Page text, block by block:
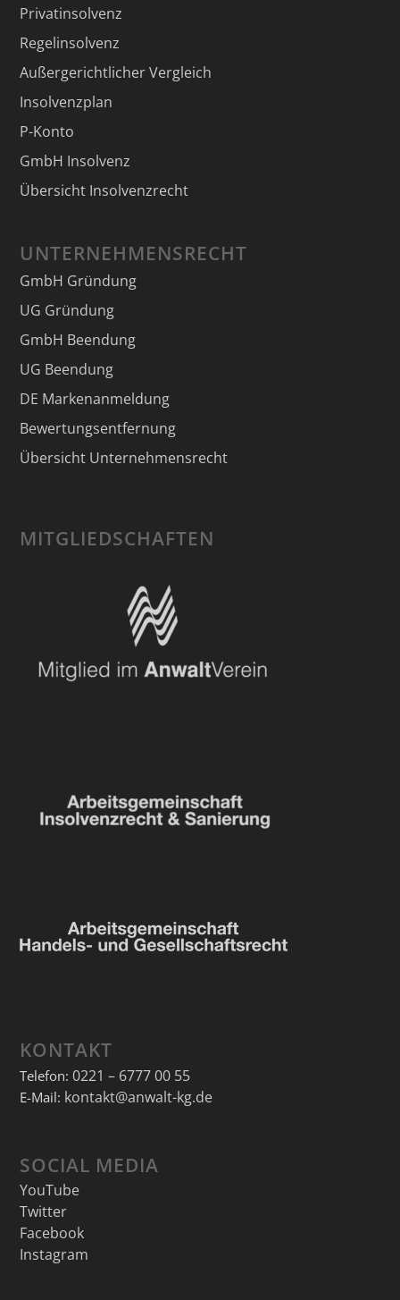
Privatinsolvenz
Regelinsolvenz
Außergerichtlicher Vergleich
Insolvenzplan
P-Konto
GmbH Insolvenz
Übersicht Insolvenzrecht
UNTERNEHMENSRECHT
GmbH Gründung
UG Gründung
GmbH Beendung
UG Beendung
DE Markenanmeldung
Bewertungsentfernung
Übersicht Unternehmensrecht
MITGLIEDSCHAFTEN
KONTAKT
Telefon: 0221 – 6777 00 55
E-Mail: kontakt@anwalt-kg.de
SOCIAL MEDIA
YouTube
Twitter
Facebook
Instagram